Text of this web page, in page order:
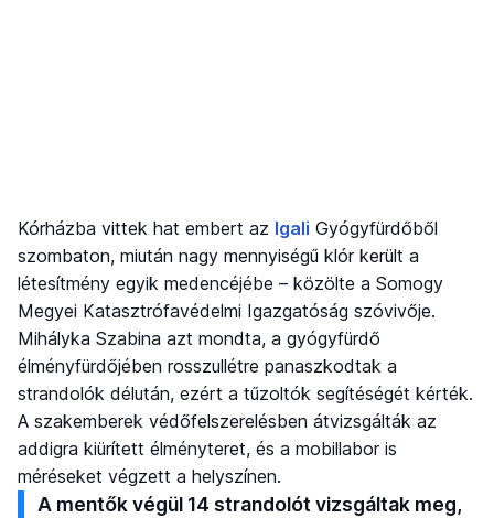
Kórházba vittek hat embert az Igali Gyógyfürdőből
szombaton, miután nagy mennyiségű klór került a
létesítmény egyik medencéjébe – közölte a Somogy
Megyei Katasztrófavédelmi Igazgatóság szóvivője.
Mihályka Szabina azt mondta, a gyógyfürdő
élményfürdőjében rosszullétre panaszkodtak a
strandolók délután, ezért a tűzoltók segítéségét kérték.
A szakemberek védőfelszerelésben átvizsgálták az
addigra kiürített élményteret, és a mobillabor is
méréseket végzett a helyszínen.
A mentők végül 14 strandolót vizsgáltak meg,